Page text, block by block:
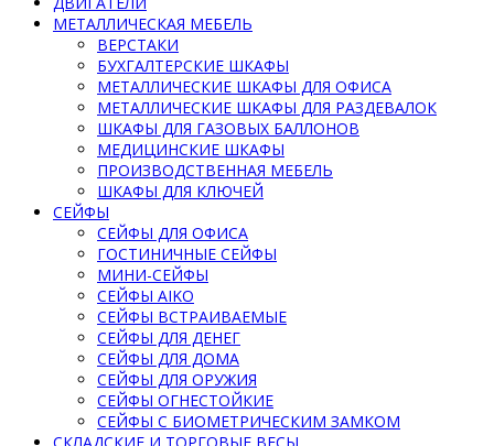
МЕТАЛЛИЧЕСКАЯ МЕБЕЛЬ
ВЕРСТАКИ
БУХГАЛТЕРСКИЕ ШКАФЫ
МЕТАЛЛИЧЕСКИЕ ШКАФЫ ДЛЯ ОФИСА
МЕТАЛЛИЧЕСКИЕ ШКАФЫ ДЛЯ РАЗДЕВАЛОК
ШКАФЫ ДЛЯ ГАЗОВЫХ БАЛЛОНОВ
МЕДИЦИНСКИЕ ШКАФЫ
ПРОИЗВОДСТВЕННАЯ МЕБЕЛЬ
ШКАФЫ ДЛЯ КЛЮЧЕЙ
СЕЙФЫ
СЕЙФЫ ДЛЯ ОФИСА
ГОСТИНИЧНЫЕ СЕЙФЫ
МИНИ-СЕЙФЫ
СЕЙФЫ AIKO
СЕЙФЫ ВСТРАИВАЕМЫЕ
СЕЙФЫ ДЛЯ ДЕНЕГ
СЕЙФЫ ДЛЯ ДОМА
СЕЙФЫ ДЛЯ ОРУЖИЯ
СЕЙФЫ ОГНЕСТОЙКИЕ
СЕЙФЫ С БИОМЕТРИЧЕСКИМ ЗАМКОМ